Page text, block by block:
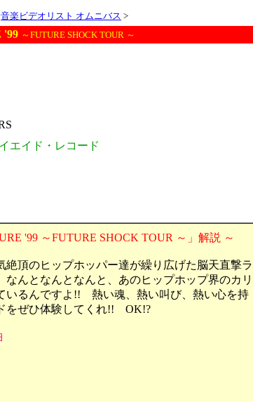
音楽ビデオリスト オムニバス >
'99 ～FUTURE SHOCK TOUR ～
エイド・レコード
'99 ～FUTURE SHOCK TOUR ～」解説 ～
頂のヒップホッパー達が繰り広げた脳天直撃ラ
なんとなんとなんと、あのヒップホップ界のカリ
いるんですよ!! 熱い魂、熱い叫び、熱い心を持
をぜひ体験してくれ!! OK!?